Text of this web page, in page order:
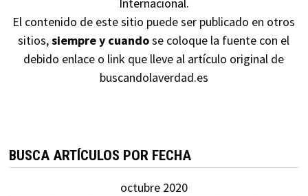
El contenido de este sitio puede ser publicado en otros
sitios,siempre y cuandose coloque la fuente con el
debido enlace o link que lleve al artículo original de
buscandolaverdad.es
BUSCA ARTÍCULOS POR FECHA
octubre 2020